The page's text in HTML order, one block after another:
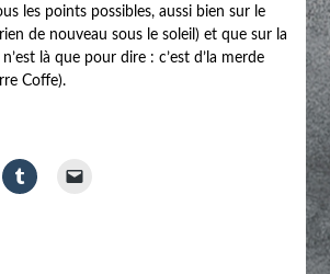
les points possibles, aussi bien sur le
de nouveau sous le soleil) et que sur la
là que pour dire : c’est d’la merde
Coffe).